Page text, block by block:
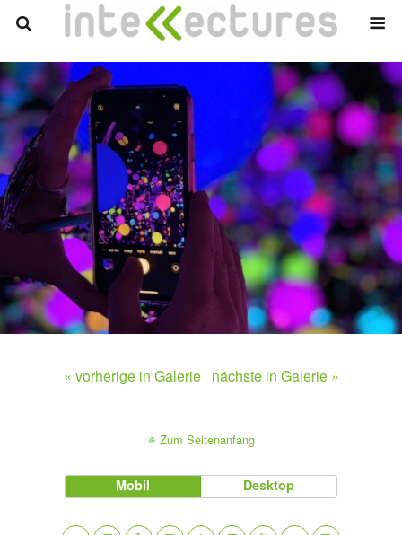
« vorherige in Galerie nächste in Galerie »
Zum Seitenanfang
Mobil Desktop